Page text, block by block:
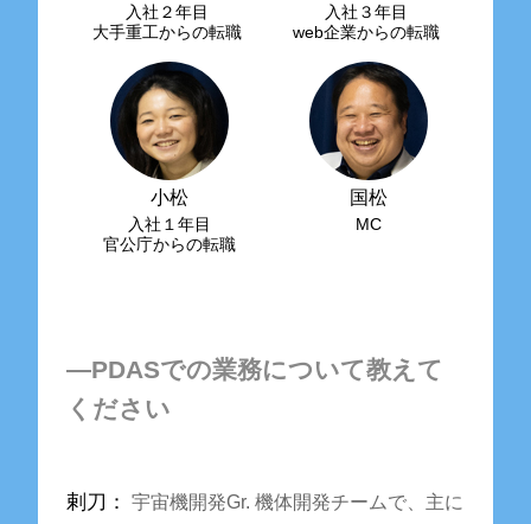
入社２年目
大手重工からの転職
入社３年目
web企業からの転職
小松
入社１年目
官公庁からの転職
国松
MC
―PDASでの業務について教えて
ください
剌刀：
宇宙機開発Gr. 機体開発チームで、主に